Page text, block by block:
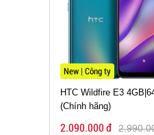
New | Công ty
ZTE Blade A76
(Chính hãng)
2.090.000 đ